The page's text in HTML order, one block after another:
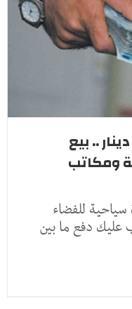
500 وألف دينار .. بيع
ومكاتب
للفضاء
عليك دفع ما بين